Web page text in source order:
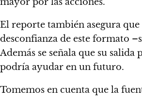
El reporte también asegura
desconfianza de este formato
Además se señala que su salida
podría ayudar en un futuro.
Tomemos en cuenta que la